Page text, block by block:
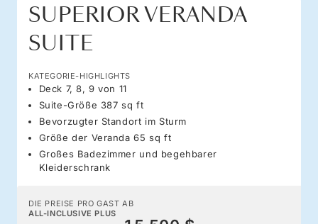
SUPERIOR VERANDA
SUITE
KATEGORIE-HIGHLIGHTS
Deck 7, 8, 9 von 11
Suite-Größe 387 sq ft
Bevorzugter Standort im Sturm
Größe der Veranda 65 sq ft
Großes Badezimmer und begehbarer
Kleiderschrank
DIE PREISE PRO GAST AB
ALL-INCLUSIVE PLUS